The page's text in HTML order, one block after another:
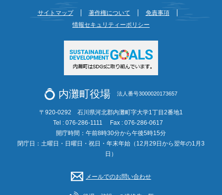
サイトマップ 著作権について
免責事項
情報セキュリティーポリシー
内灘町役場 法人番号3000020173657
〒920-0292 石川県河北郡内灘町字大学1丁目2番地1
Tel : 076-286-1111
Fax : 076-286-0617
開庁時間：午前8時30分から午後5時15分
閉庁日：土曜日・日曜日・祝日・年末年始（12月29日から翌年の1月3
日）
メールでのお問い合わせ